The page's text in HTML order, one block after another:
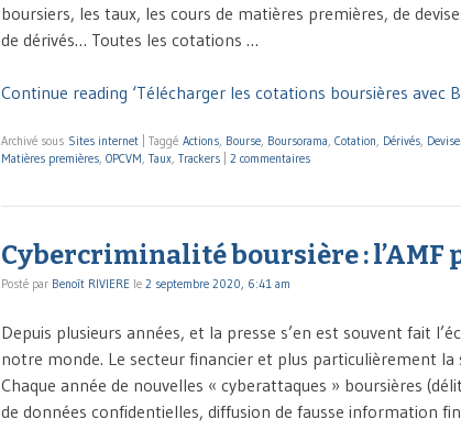
boursiers, les taux, les cours de matières premières, de
de dérivés… Toutes les cotations …
Continue reading ‘Télécharger les cotations boursières avec
Archivé sous Sites internet Taggé Actions, Bourse, Boursorama, Cotation, Dérivés,
Matières premières, OPCVM, Taux, Trackers 2 commentaires
Cybercriminalité boursière : l’AMF
Posté par Benoît RIVIERE le 2 septembre 2020, 6:41 am
Depuis plusieurs années, et la presse s’en est souvent fait
notre monde. Le secteur financier et plus particulièrement la
Chaque année de nouvelles « cyberattaques » boursières
de données confidentielles, diffusion de fausse information